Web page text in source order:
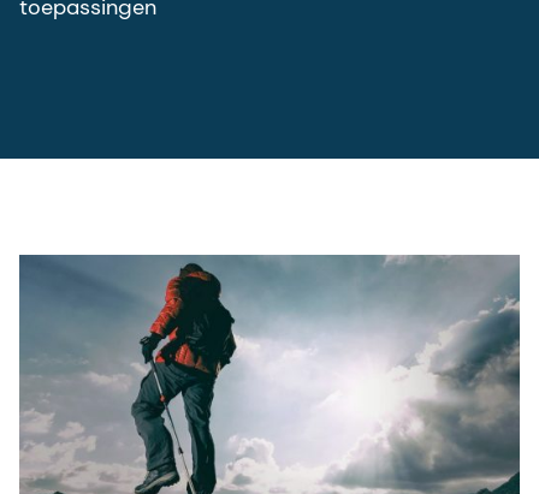
toepassingen